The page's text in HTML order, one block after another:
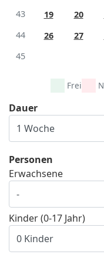
43
19 20
44
26 27
45
Frei
Dauer
Personen
Erwachsene
Kinder (0-17 Jahr)